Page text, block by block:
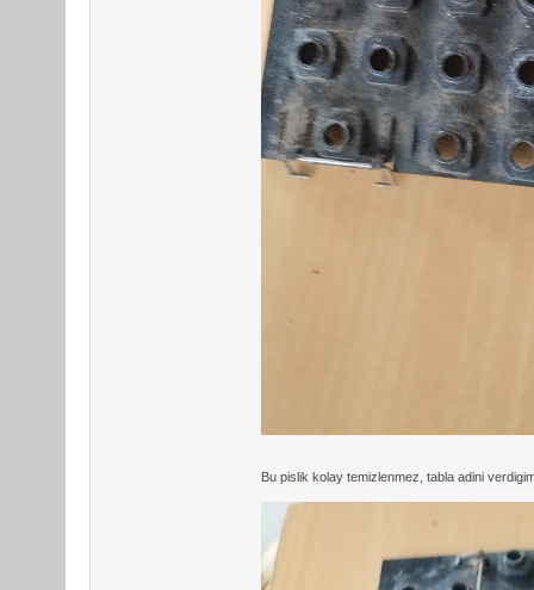
Bu pislik kolay temizlenmez, tabla adini